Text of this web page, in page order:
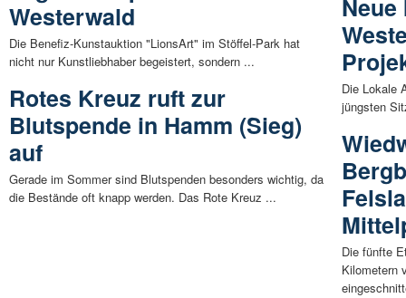
Westerwald
Die Benefiz-Kunstauktion "LionsArt" im Stöffel-Park hat
nicht nur Kunstliebhaber begeistert, sondern ...
Rotes Kreuz ruft zur
Blutspende in Hamm (Sieg)
auf
Gerade im Sommer sind Blutspenden besonders wichtig, da
die Bestände oft knapp werden. Das Rote Kreuz ...
Die Lokale
jüngsten
Die fünfte
Kilometern